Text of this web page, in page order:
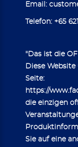
Email:
Telefon: +65
"Das ist die
Diese
Seite:
https://
die einzigen
Sie auf eine